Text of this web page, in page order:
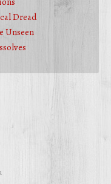
Dread
Unseen